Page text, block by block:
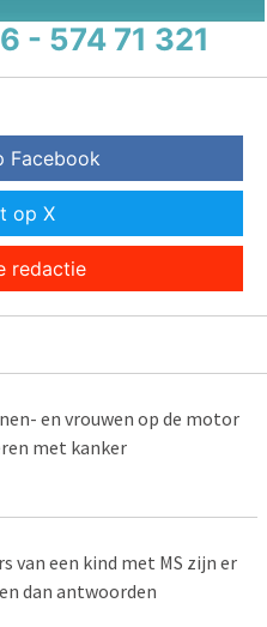
- 574 71 321
Facebook
op X
redactie
en vrouwen op de motor
met kanker
van een kind met MS zijn er
dan antwoorden